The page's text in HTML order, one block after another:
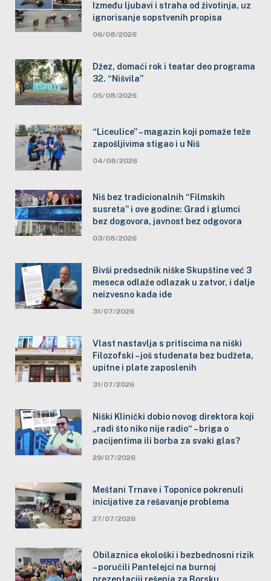
Između ljubavi i straha od životinja, uz
ignorisanje sopstvenih propisa
06/08/2026
Džez, domaći rok i teatar deo programa
32. “Nišvila”
05/08/2026
“Liceulice” – magazin koji pomaže teže
zapošljivima stigao i u Niš
04/08/2026
Niš bez tradicionalnih “Filmskih
susreta” i ove godine: Grad i glumci
bez dogovora, javnost bez odgovora
03/08/2026
Bivši predsednik niške Skupštine već 3
meseca odlaže odlazak u zatvor, i dalje
neizvesno kada ide
31/07/2026
Vlast nastavlja s pritiscima na niški
Filozofski – još studenata bez budžeta,
upitne i plate zaposlenih
31/07/2026
Niški Klinički dobio novog direktora koji
„radi što niko nije radio“ – briga o
pacijentima ili borba za svaki glas?
29/07/2026
Meštani Trnave i Toponice pokrenuli
inicijative za rešavanje problema
27/07/2026
Obilaznica ekološki i bezbednosni rizik
– poručili Pantelejci na burnoj